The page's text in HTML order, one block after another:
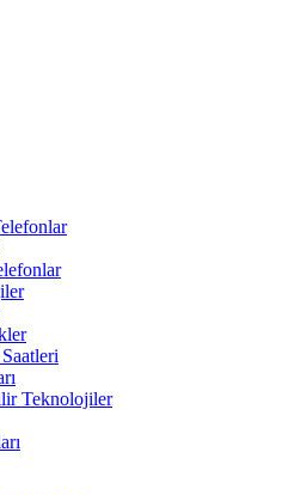
Teknolojiler